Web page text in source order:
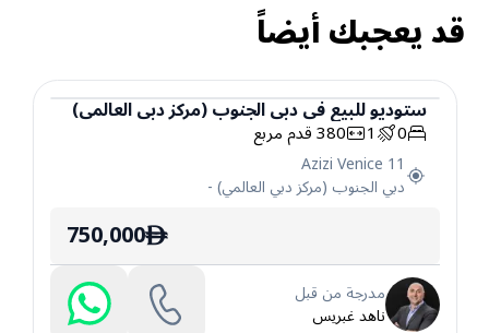
قد يعجبك أيضاً
ستوديو
ستوديوللبيعفيدبي الجنوب (مركز دبي العالمي)
0
1
380قدم مربع
Azizi Venice 11
دبي الجنوب (مركز دبي العالمي)-
ê
750,000
مدرجة من قبل
ناهد غبريس